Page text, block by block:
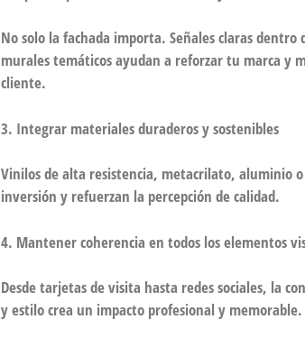
No solo la fachada importa. Señales claras
murales temáticos ayudan a reforzar tu marca y
cliente.
3. Integrar materiales duraderos y sostenibles
Vinilos de alta resistencia, metacrilato, aluminio o
inversión y refuerzan la percepción de calidad.
4. Mantener coherencia en todos los elementos
Desde tarjetas de visita hasta redes sociales, la
y estilo crea un impacto profesional y memorable.